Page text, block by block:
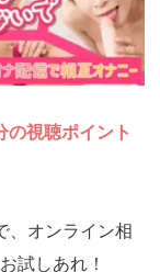
の視聴ポイント
、オンライン相
試しあれ！